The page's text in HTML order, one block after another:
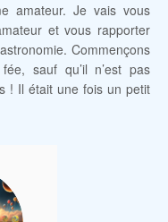
amateur. Je vais vous
et vous rapporter
Commençons
sauf qu’il n’est pas
! Il était une fois un petit